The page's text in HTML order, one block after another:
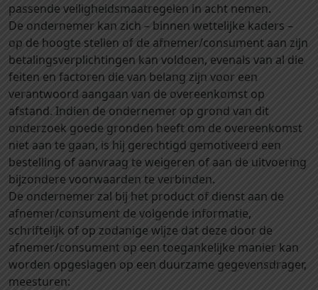
passende veiligheidsmaatregelen in acht nemen.
De ondernemer kan zich – binnen wettelijke kaders –
op de hoogte stellen of de afnemer/consument aan zijn
betalingsverplichtingen kan voldoen, evenals van al die
feiten en factoren die van belang zijn voor een
verantwoord aangaan van de overeenkomst op
afstand. Indien de ondernemer op grond van dit
onderzoek goede gronden heeft om de overeenkomst
niet aan te gaan, is hij gerechtigd gemotiveerd een
bestelling of aanvraag te weigeren of aan de uitvoering
bijzondere voorwaarden te verbinden.
De ondernemer zal bij het product of dienst aan de
afnemer/consument de volgende informatie,
schriftelijk of op zodanige wijze dat deze door de
afnemer/consument op een toegankelijke manier kan
worden opgeslagen op een duurzame gegevensdrager,
meesturen: